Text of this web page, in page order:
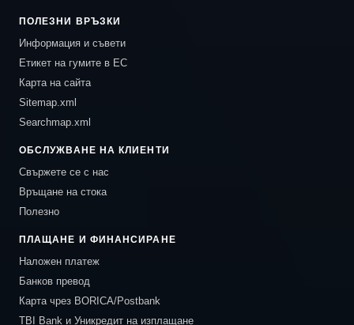
ПОЛЕЗНИ ВРЪЗКИ
Информация и съвети
Етикет на гумите в ЕС
Карта на сайта
Sitemap.xml
Searchmap.xml
ОБСЛУЖВАНЕ НА КЛИЕНТИ
Свържете се с нас
Връщане на стока
Полезно
ПЛАЩАНЕ И ФИНАНСИРАНЕ
Наложен платеж
Банков превод
Карта чрез BORICA/Postbank
TBI Bank и Уникредит на изплащане